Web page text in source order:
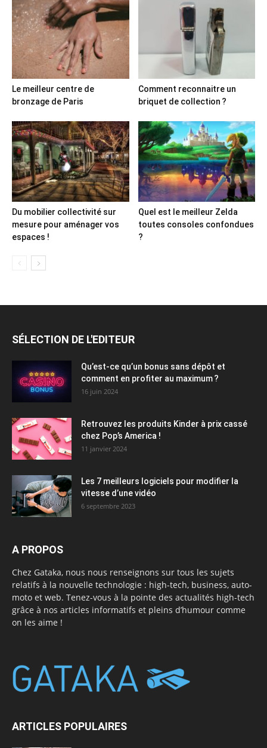
Le meilleur centre de
bronzage de Paris
Comment reconnaitre un
briquet de collection ?
Du mobilier collectivité sur
mesure pour aménager vos
espaces !
Quel est le meilleur Zelda
toutes consoles confondues
?
SÉLECTION DE L'EDITEUR
Qu’est-ce qu’un bonus sans dépôt et
comment en profiter au maximum ?
16 juin 2024
Retrouvez les produits Kinder à prix cassé
chez Pop’s America !
11 janvier 2024
Les 7 meilleurs logiciels pour modifier la
vitesse d’une vidéo
6 septembre 2023
A PROPOS
Chez Gataka, nous nous renseignons sur tous les sujets
relatifs à la nouvelle technologie : high-tech, business, auto-
moto et web. Tenez-vous à la pointe des actualités high-tech
grâce à nos articles informatifs et pleins d’humour comme
on les aime !
ARTICLES POPULAIRES